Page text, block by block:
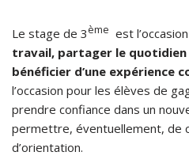
Le stage de 3ème est
travail, partager le
bénéficier d’une expérience
l’occasion pour les élèves de
prendre confiance dans un
permettre, éventuellement, de
d’orientation.